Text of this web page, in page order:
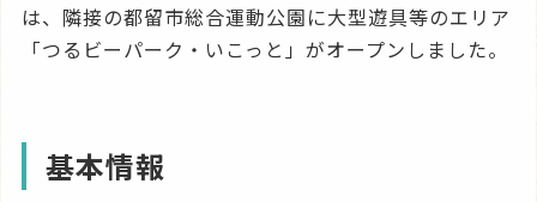
は、隣接の都留市総合運動公園に大型遊具等のエリア
「つるビーパーク・いこっと」がオープンしました。
基本情報